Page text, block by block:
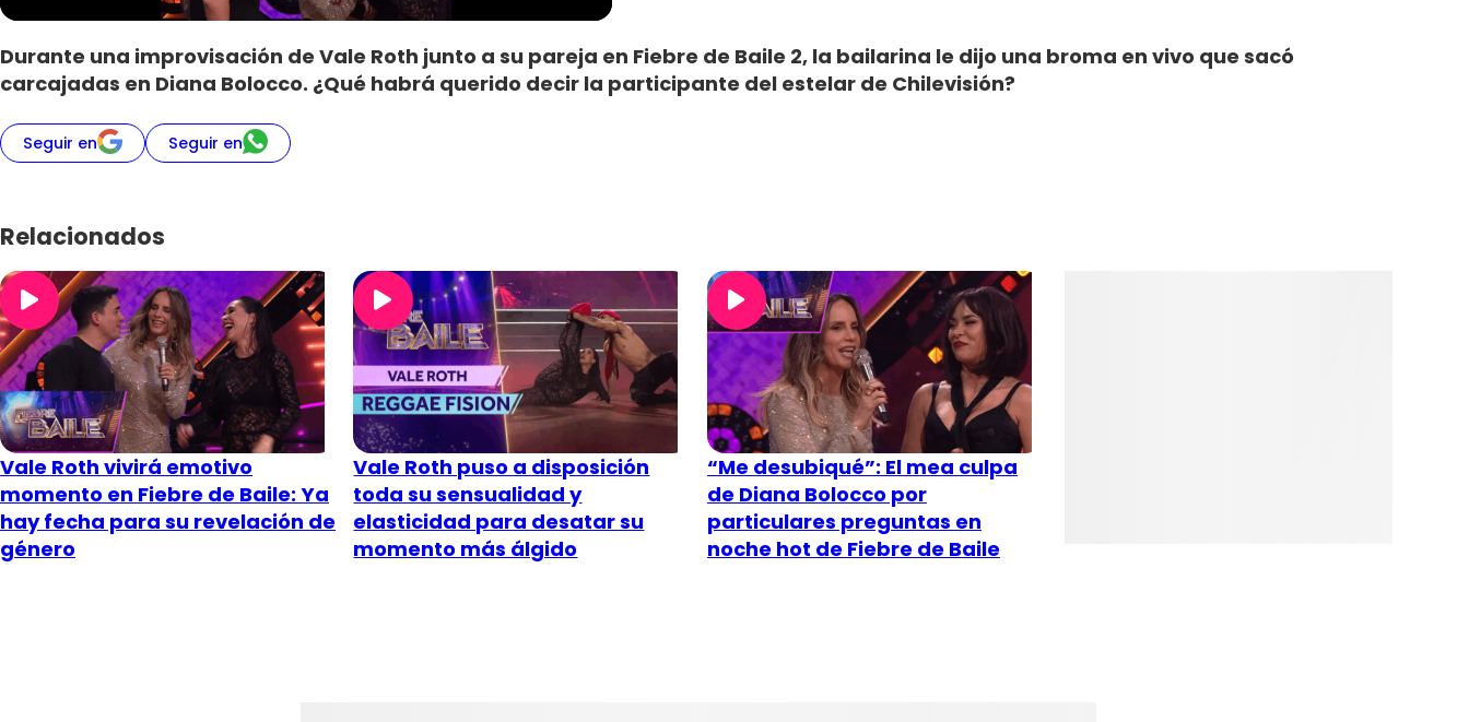
Durante una improvisación de Vale Roth junto a su pareja en Fiebre de Baile 2, la bailarina le dijo una broma en vivo que sacó
carcajadas en Diana Bolocco. ¿Qué habrá querido decir la participante del estelar de Chilevisión?
Seguir en Seguir en
Relacionados
Vale Roth vivirá emotivo
momento en Fiebre de Baile: Ya
hay fecha para su revelación de
género
Vale Roth puso a disposición
toda su sensualidad y
elasticidad para desatar su
momento más álgido
“Me desubiqué”: El mea culpa
de Diana Bolocco por
particulares preguntas en
noche hot de Fiebre de Baile